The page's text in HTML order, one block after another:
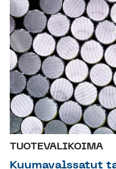
TUOTEVALIKOIMA
Kuumavalssatut